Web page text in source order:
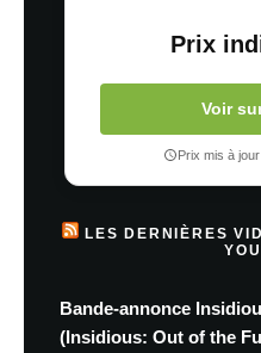
Prix
Voir
Prix mis à
LES DERNIÈRES
Bande-annonce
(Insidious: Out of the